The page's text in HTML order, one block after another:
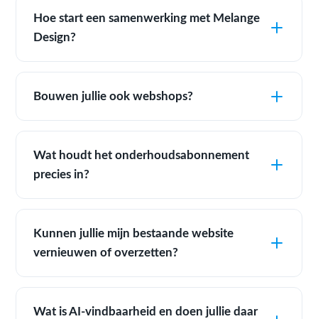
Hoe start een samenwerking met Melange
Design?
Bouwen jullie ook webshops?
Wat houdt het onderhoudsabonnement
precies in?
Kunnen jullie mijn bestaande website
vernieuwen of overzetten?
Wat is AI-vindbaarheid en doen jullie daar